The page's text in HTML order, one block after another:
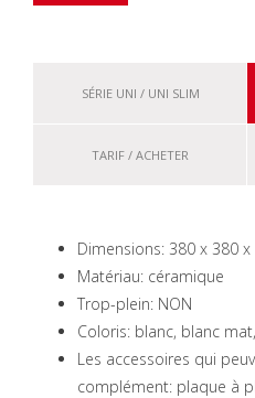
SÉRIE UNI / UNI SLIM
TARIF / ACHETER
Dimensions: 380 x 380
Matériau: céramique
Trop-plein: NON
Coloris: blanc, blanc
Les accessoires qui
complément: plaque à